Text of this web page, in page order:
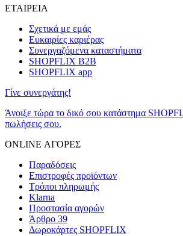
ΕΤΑΙΡΕΙΑ
Σχετικά με εμάς
Ευκαιρίες καριέρας
Συνεργαζόμενα καταστήματα
SHOPFLIX B2B
SHOPFLIX app
Γίνε συνεργάτης!
Άνοιξε τώρα το δικό σου κατάστημα
πωλήσεις σου.
ONLINE ΑΓΟΡΕΣ
Παραδόσεις
Επιστροφές προϊόντων
Τρόποι πληρωμής
Klarna
Προστασία αγορών
Άρθρο 39
Δωροκάρτες SHOPFLIX